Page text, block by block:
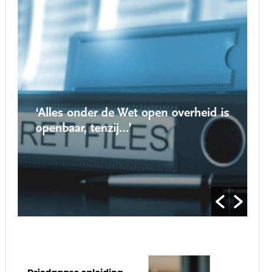
‘Alles onder de Wet open overheid is
openbaar, tenzij…’